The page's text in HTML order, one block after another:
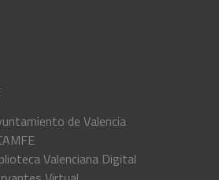
de Valencia
Valenciana Digital